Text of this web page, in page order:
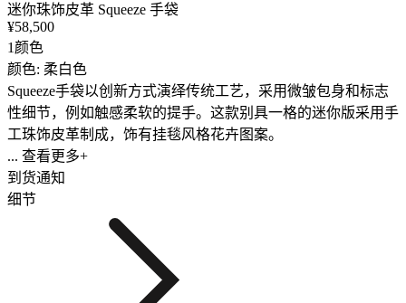
迷你珠饰皮革 Squeeze 手袋
¥58,500
1颜色
颜色: 柔白色
Squeeze手袋以创新方式演绎传统工艺，采用微皱包身和标志
性细节，例如触感柔软的提手。这款别具一格的迷你版采用手
工珠饰皮革制成，饰有挂毯风格花卉图案。
... 查看更多+
到货通知
细节